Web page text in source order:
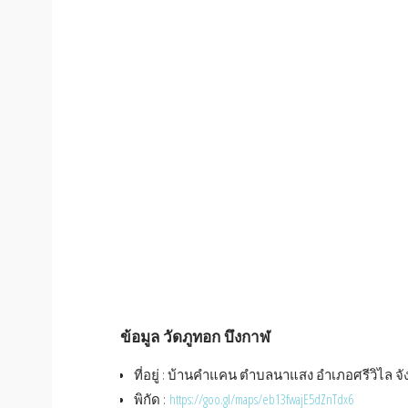
ข้อมูล วัดภูทอก บึงกาฬ
ที่อยู่ : บ้านคำแคน ตำบลนาแสง อำเภอศรีวิไล
พิกัด : https://goo.gl/maps/eb13fwajE5dZnTdx6